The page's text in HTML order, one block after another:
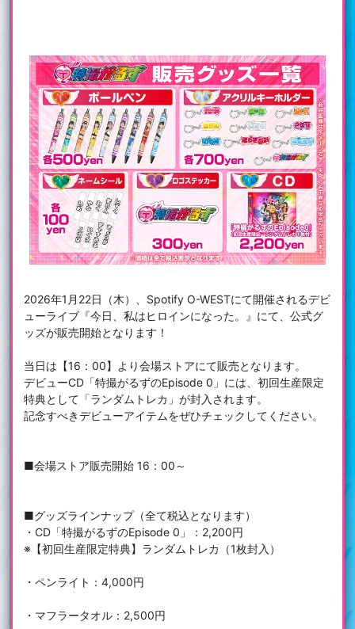
2026年1月22日（木）、Spotify O-WESTにて開催されるデビ
ューライブ『今日、私はヒロインになった。』にて、公式グ
ッズが販売開始となります！
当日は【16：00】より会場ストアにて販売となります。
デビューCD「特撮がるずのEpisode 0」には、初回生産限定
特典として「ランダムトレカ」が封入されます。
記念すべきデビューアイテムをぜひチェックしてください。
■会場ストア販売開始 16：00～
■グッズラインナップ（全て税込となります）
・CD「特撮がるずのEpisode 0」：2,200円
※【初回生産限定特典】ランダムトレカ（1枚封入）
・ペンライト：4,000円
・マフラータオル：2,500円